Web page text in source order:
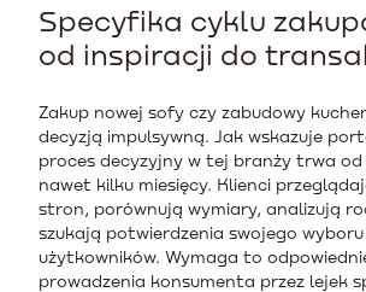
Specyfika cyklu
od inspiracji do
Zakup nowej sofy czy zabudowy
decyzją impulsywną. Jak wskazuje
proces decyzyjny w tej branży trwa
nawet kilku miesięcy. Klienci
stron, porównują wymiary, analizują
szukają potwierdzenia swojego
użytkowników. Wymaga to
prowadzenia konsumenta przez lejek